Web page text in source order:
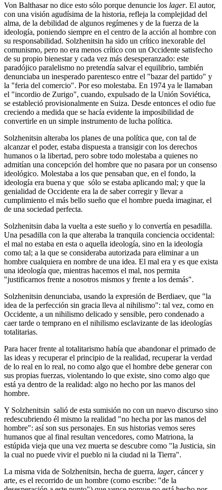
Von Balthasar no dice esto sólo porque denuncie los lager. El autor,
con una visión agudísima de la historia, refleja la complejidad del
alma, de la debilidad de algunos regímenes y de la fuerza de la
ideología, poniendo siempre en el centro de la acción al hombre con
su responsabilidad. Solzhenitsin ha sido un crítico inexorable del
comunismo, pero no era menos crítico con un Occidente satisfecho
de su propio bienestar y cada vez más desesperanzado: este
paradójico paralelismo no pretendía salvar el equilibrio, también
denunciaba un inesperado parentesco entre el "bazar del partido" y
la "feria del comercio". Por eso molestaba. En 1974 ya le llamaban
el "incordio de Zurigo", cuando, expulsado de la Unión Soviética,
se estableció provisionalmente en Suiza. Desde entonces el odio fue
creciendo a medida que se hacía evidente la imposibilidad de
convertirle en un simple instrumento de lucha política.
Solzhenitsin alteraba los planes de una política que, con tal de
alcanzar el poder, estaba dispuesta a transigir con los derechos
humanos o la libertad, pero sobre todo molestaba a quienes no
admitían una concepción del hombre que no pasara por un consenso
ideológico. Molestaba a los que pensaban que, en el fondo, la
ideología era buena y que sólo se estaba aplicando mal; y que la
genialidad de Occidente era la de saber corregir y llevar a
cumplimiento el más bello sueño que el hombre pueda imaginar, el
de una sociedad perfecta.
Solzhenitsin daba la vuelta a este sueño y lo convertía en pesadilla.
Una pesadilla con la que alteraba la tranquila conciencia occidental:
el mal no estaba en esta o aquella ideología, sino en la ideología
como tal; a la que se consideraba autorizada para eliminar a un
hombre cualquiera en nombre de una idea. El mal era y es que exista
una ideología que, mientras hacemos el mal, nos permita
"justificarnos frente a nosotros mismos y frente a los demás".
Solzhenitsin denunciaba, usando la expresión de Berdiaev, que "la
idea de la perfección sin gracia lleva al nihilismo": tal vez, como en
Occidente, a un nihilismo delicado y sensible, pero condenado a
caer tarde o temprano en el nihilismo esclavizante de las ideologías
totalitarias.
Para hacer frente al totalitarismo había que abandonar el primado de
las ideas y recuperar el principio de la realidad, recuperar la verdad
de lo real en lo real, no como algo que el hombre debe generar con
sus propias fuerzas, violentando lo que existe, sino como algo que
está ya dentro de la realidad: algo no hecho por las manos del
hombre.
Y Solzhenitsin salió de esta sumisión no con un nuevo discurso sino
redescubriendo él mismo la realidad "no hecha por las manos del
hombre": así son sus personajes. En sus historias vemos seres
humanos que al final resultan vencedores, como Matriona, la
estúpida vieja que una vez muerta se descubre como "la Justicia, sin
la cual no puede vivir el pueblo ni la ciudad ni la Tierra".
La misma vida de Solzhenitsin, hecha de guerra, lager, cáncer y
arte, es el recorrido de un hombre (como escribe: "de la